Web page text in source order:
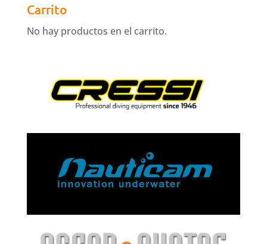
Carrito
No hay productos en el carrito.